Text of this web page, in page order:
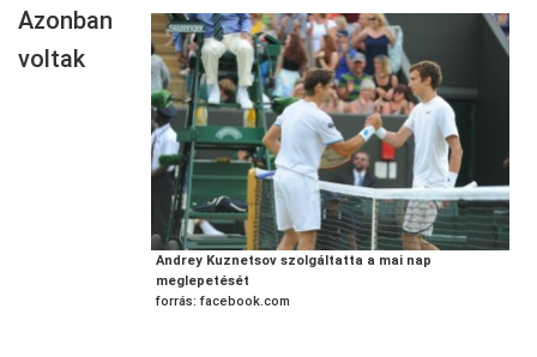
Andrey Kuznetsov szolgáltatta a mai nap
meglepetését
forrás: facebook.com
Azonban
voltak